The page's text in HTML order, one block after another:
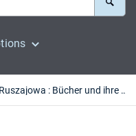
Krystyna Bednarska-Ruszajowa : Bücher und ihre Leser in Wilna am Anfang des 19. Jahrhunderts. "Journal der Ausleihungen der Bücher aus der Bibliothek der Wilnaer Universität" 1805-1816. Eine bibliographisch-buchwissenschaftliche Untersuchung. Frankfurt am Main, 1996 : [recenzja].